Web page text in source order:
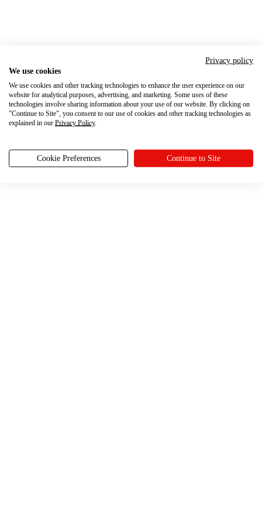
Privacy policy
We use cookies
We use cookies and other tracking technologies to enhance the user experience on our
website for analytical purposes, advertising, and marketing. Some uses of these
technologies involve sharing information about your use of our website. By clicking on
"Continue to Site", you consent to our use of cookies and other tracking technologies as
explained in our Privacy Policy.
Cookie Preferences Continue to Site